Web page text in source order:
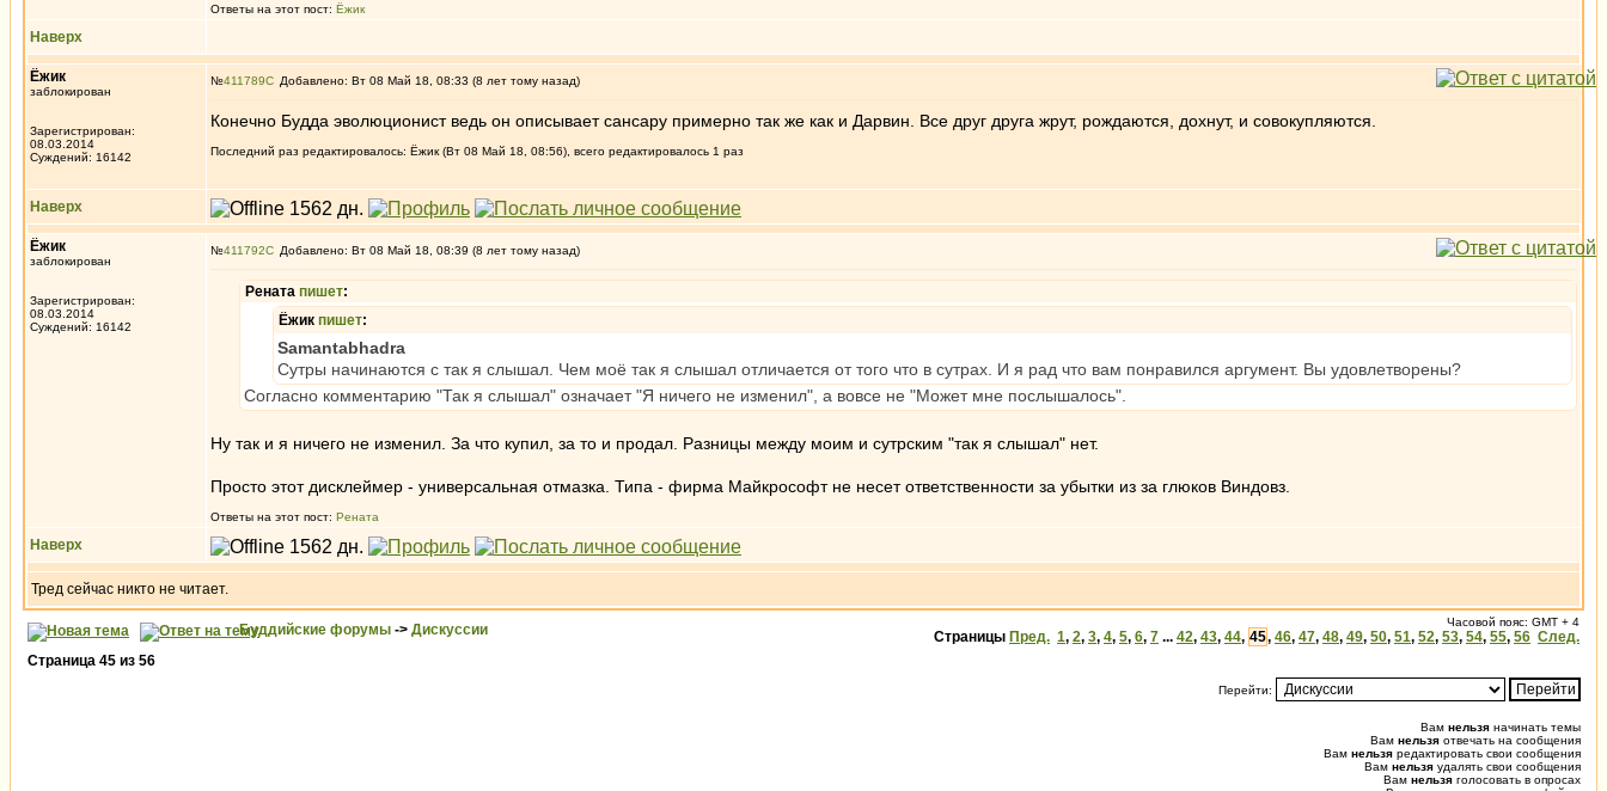
Ответы на этот пост: Ёжик
Наверх
Ёжик
заблокирован
Зарегистрирован:
08.03.2014
Суждений: 16142
№411789 Добавлено: Вт 08 Май 18, 08:33 (8 лет тому назад)
Конечно Будда эволюционист ведь он описывает сансару примерно так же как и Дарвин. Все друг друга жрут, рождаются, дохнут, и совокупляются.
Последний раз редактировалось: Ёжик (Вт 08 Май 18, 08:56), всего редактировалось 1 раз
Наверх
Ёжик
заблокирован
Зарегистрирован:
08.03.2014
Суждений: 16142
№411792 Добавлено: Вт 08 Май 18, 08:39 (8 лет тому назад)
Рената пишет:
Ёжик пишет:
Samantabhadra
Сутры начинаются с так я слышал. Чем моё так я слышал отличается от того что в сутрах. И я рад что вам понравился аргумент. Вы удовлетворены?
Согласно комментарию "Так я слышал" означает "Я ничего не изменил", а вовсе не "Может мне послышалось".
Ну так и я ничего не изменил. За что купил, за то и продал. Разницы между моим и сутрским "так я слышал" нет.
Просто этот дисклеймер - универсальная отмазка. Типа - фирма Майкрософт не несет ответственности за убытки из за глюков Виндовз.
Ответы на этот пост: Рената
Наверх
Тред сейчас никто не читает.
Буддийские форумы -> Дискуссии Часовой пояс: GMT + 4
Страницы Пред. 1, 2, 3, 4, 5, 6, 7 ... 42, 43, 44, 45, 46, 47, 48, 49, 50, 51, 52, 53, 54, 55, 56 След.
Страница 45 из 56
Перейти:
Вам нельзя начинать темы
Вам нельзя отвечать на сообщения
Вам нельзя редактировать свои сообщения
Вам нельзя удалять свои сообщения
Вам нельзя голосовать в опросах